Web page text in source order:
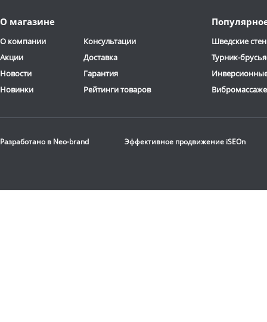
О магазине
О компании
Акции
Новости
Новинки
Консультации
Доставка
Гарантия
Рейтинги товаров
Шведские
Турник-
Разработано в Neo-brand Эффективное продвижение iSEOn